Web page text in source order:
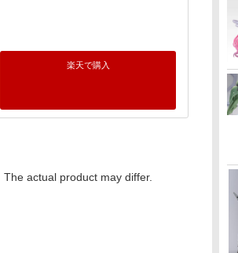
楽天で購入
actual product may differ.